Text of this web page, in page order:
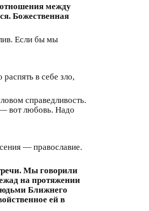
между
Божественная
Если бы мы
в себе зло,
справедливость.
вот любовь. Надо
— православие.
Мы говорили
на протяжении
Ближнего
ей в